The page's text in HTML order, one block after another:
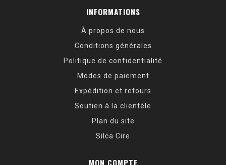
INFORMATIONS
À propos de nous
Conditions générales
Politique de confidentialité
Modes de paiement
Expédition et retours
Soutien à la clientèle
Plan du site
Silca Cire
MON COMPTE